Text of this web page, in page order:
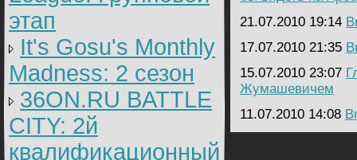
этап
It's Gosu's Monthly
Madness: 2 сезон
36ON.RU BATTLE
CITY: 2й
квалификационный
21.07.2010 19:14
17.07.2010 21:35
15.07.2010 23:07
Жумашевичем
11.07.2010 14:08